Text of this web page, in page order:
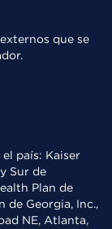
que se
país: Kaiser
Sur de
Plan de
de Georgia, Inc.,
NE, Atlanta,